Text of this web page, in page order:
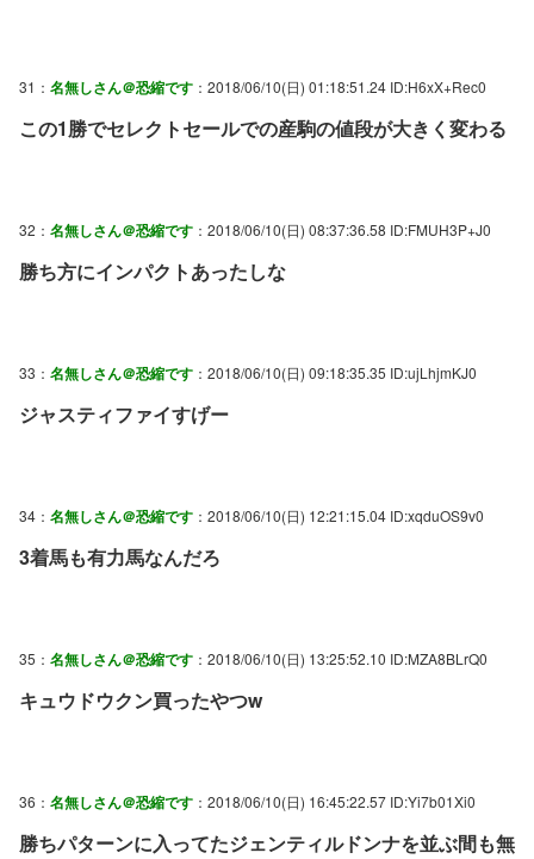
31： 名無しさん＠恐縮です ：2018/06/10(日) 01:18:51.24 ID:H6xX+Rec0
この1勝でセレクトセールでの産駒の値段が大きく変わる
32： 名無しさん＠恐縮です ：2018/06/10(日) 08:37:36.58 ID:FMUH3P+J0
勝ち方にインパクトあったしな
33： 名無しさん＠恐縮です ：2018/06/10(日) 09:18:35.35 ID:ujLhjmKJ0
ジャスティファイすげー
34： 名無しさん＠恐縮です ：2018/06/10(日) 12:21:15.04 ID:xqduOS9v0
3着馬も有力馬なんだろ
35： 名無しさん＠恐縮です ：2018/06/10(日) 13:25:52.10 ID:MZA8BLrQ0
キュウドウクン買ったやつw
36： 名無しさん＠恐縮です ：2018/06/10(日) 16:45:22.57 ID:Yi7b01Xi0
勝ちパターンに入ってたジェンティルドンナを並ぶ間も無